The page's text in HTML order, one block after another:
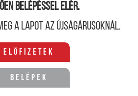
belépéssel elér.
a lapot az újságárusoknál.
Előfizetek
Belépek